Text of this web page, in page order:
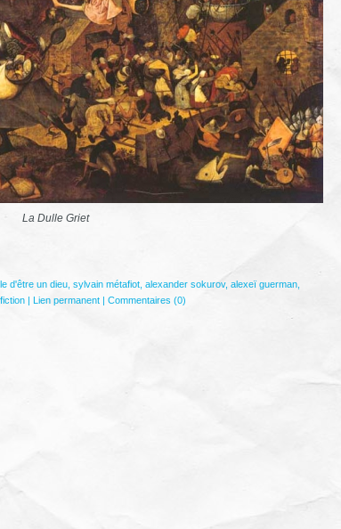
La Dulle Griet
d'être un dieu, sylvain métafiot, alexander sokurov, alexeï guerman,
| Lien permanent| Commentaires (0)